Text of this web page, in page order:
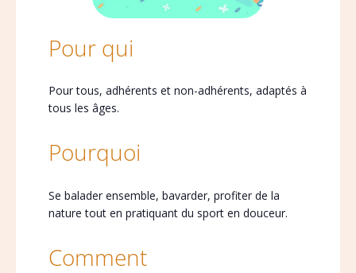
Pour qui
Pour tous, adhérents et non-adhérents, adaptés à
tous les âges.
Pourquoi
Se balader ensemble, bavarder, profiter de la
nature tout en pratiquant du sport en douceur.
Comment